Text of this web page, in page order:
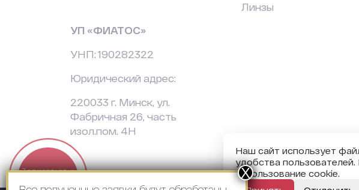
УП «ФИАТОС»
УНП: 190282322
Юридический адрес:
220033 г. Минск, ул.
Фабричная 26, часть
изол.пом. 4Н
Линзы
Записаться к
Наш сайт использует
удобства
использование cookie.